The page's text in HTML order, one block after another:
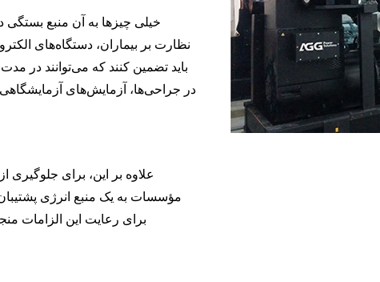
سری V 94-285 کیلوولت آمپر
سری DE 250-825 KVA
سری H 165-935 KVA
سری V، ۳۵۰-۸۰۰ کیلوولت
آمپر
خیلی چیزها به آن منبع بستگی
نظارت بر بیماران، دستگاه‌های
باید تضمین کنند که می‌توانند در
در جراحی‌ها، آزمایش‌های
علاوه بر این، برای
مؤسسات به یک منبع انرژی
برای رعایت این الزامات